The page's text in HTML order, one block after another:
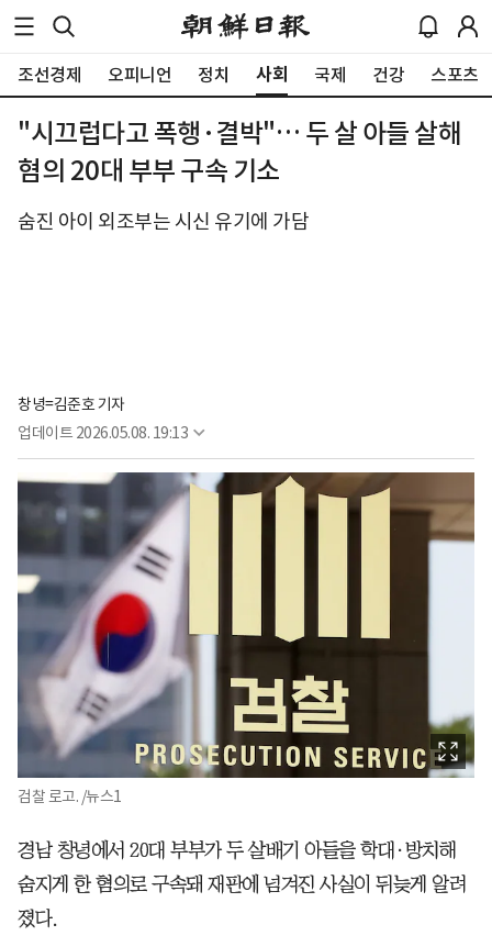
조선경제 오피니언 정치 사회 국제 건강 스포츠
"시끄럽다고 폭행·결박"… 두 살 아들 살해
혐의 20대 부부 구속 기소
숨진 아이 외조부는 시신 유기에 가담
창녕=김준호 기자
업데이트 2026.05.08. 19:13
검찰 로고. /뉴스1
경남 창녕에서 20대 부부가 두 살배기 아들을 학대·방치해
숨지게 한 혐의로 구속돼 재판에 넘겨진 사실이 뒤늦게 알려
졌다.